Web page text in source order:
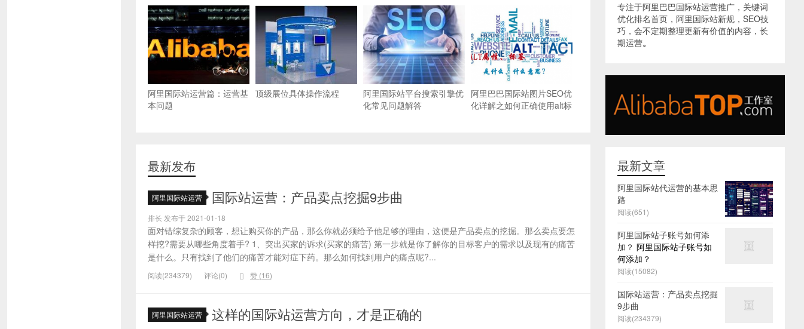
阿里国际站运营篇：运营基
本问题
顶级展位具体操作流程
阿里国际站平台搜索引擎优
化常见问题解答
阿里巴巴国际站图片SEO优
化详解之如何正确使用alt标
最新发布
阿里国际站运营 国际站运营：产品卖点挖掘9步曲
排长 发布于 2021-01-18
面对错综复杂的顾客，想让购买你的产品，那么你就必须给予他足够的理由，这便是产品卖点的挖掘。那么卖点要怎
样挖?需要从哪些角度着手? 1、突出买家的诉求(买家的痛苦) 第一步就是你了解你的目标客户的需求以及现有的痛苦
是什么。只有找到了他们的痛苦才能对症下药。那么如何找到用户的痛点呢?...
阅读(234379) 评论(0) 赞 (16)
阿里国际站运营 这样的国际站运营方向，才是正确的
专注于阿里巴巴国际站运营推广，关键词
优化排名首页，阿里国际站新规，SEO技
巧，会不定期整理更新有价值的内容，长
期运营。
最新文章
阿里国际站代运营的基本思
路
阅读(651)
阿里国际站子账号如何添
加？ 阿里国际站子账号如
何添加？
阅读(15082)
国际站运营：产品卖点挖掘
9步曲
阅读(234379)